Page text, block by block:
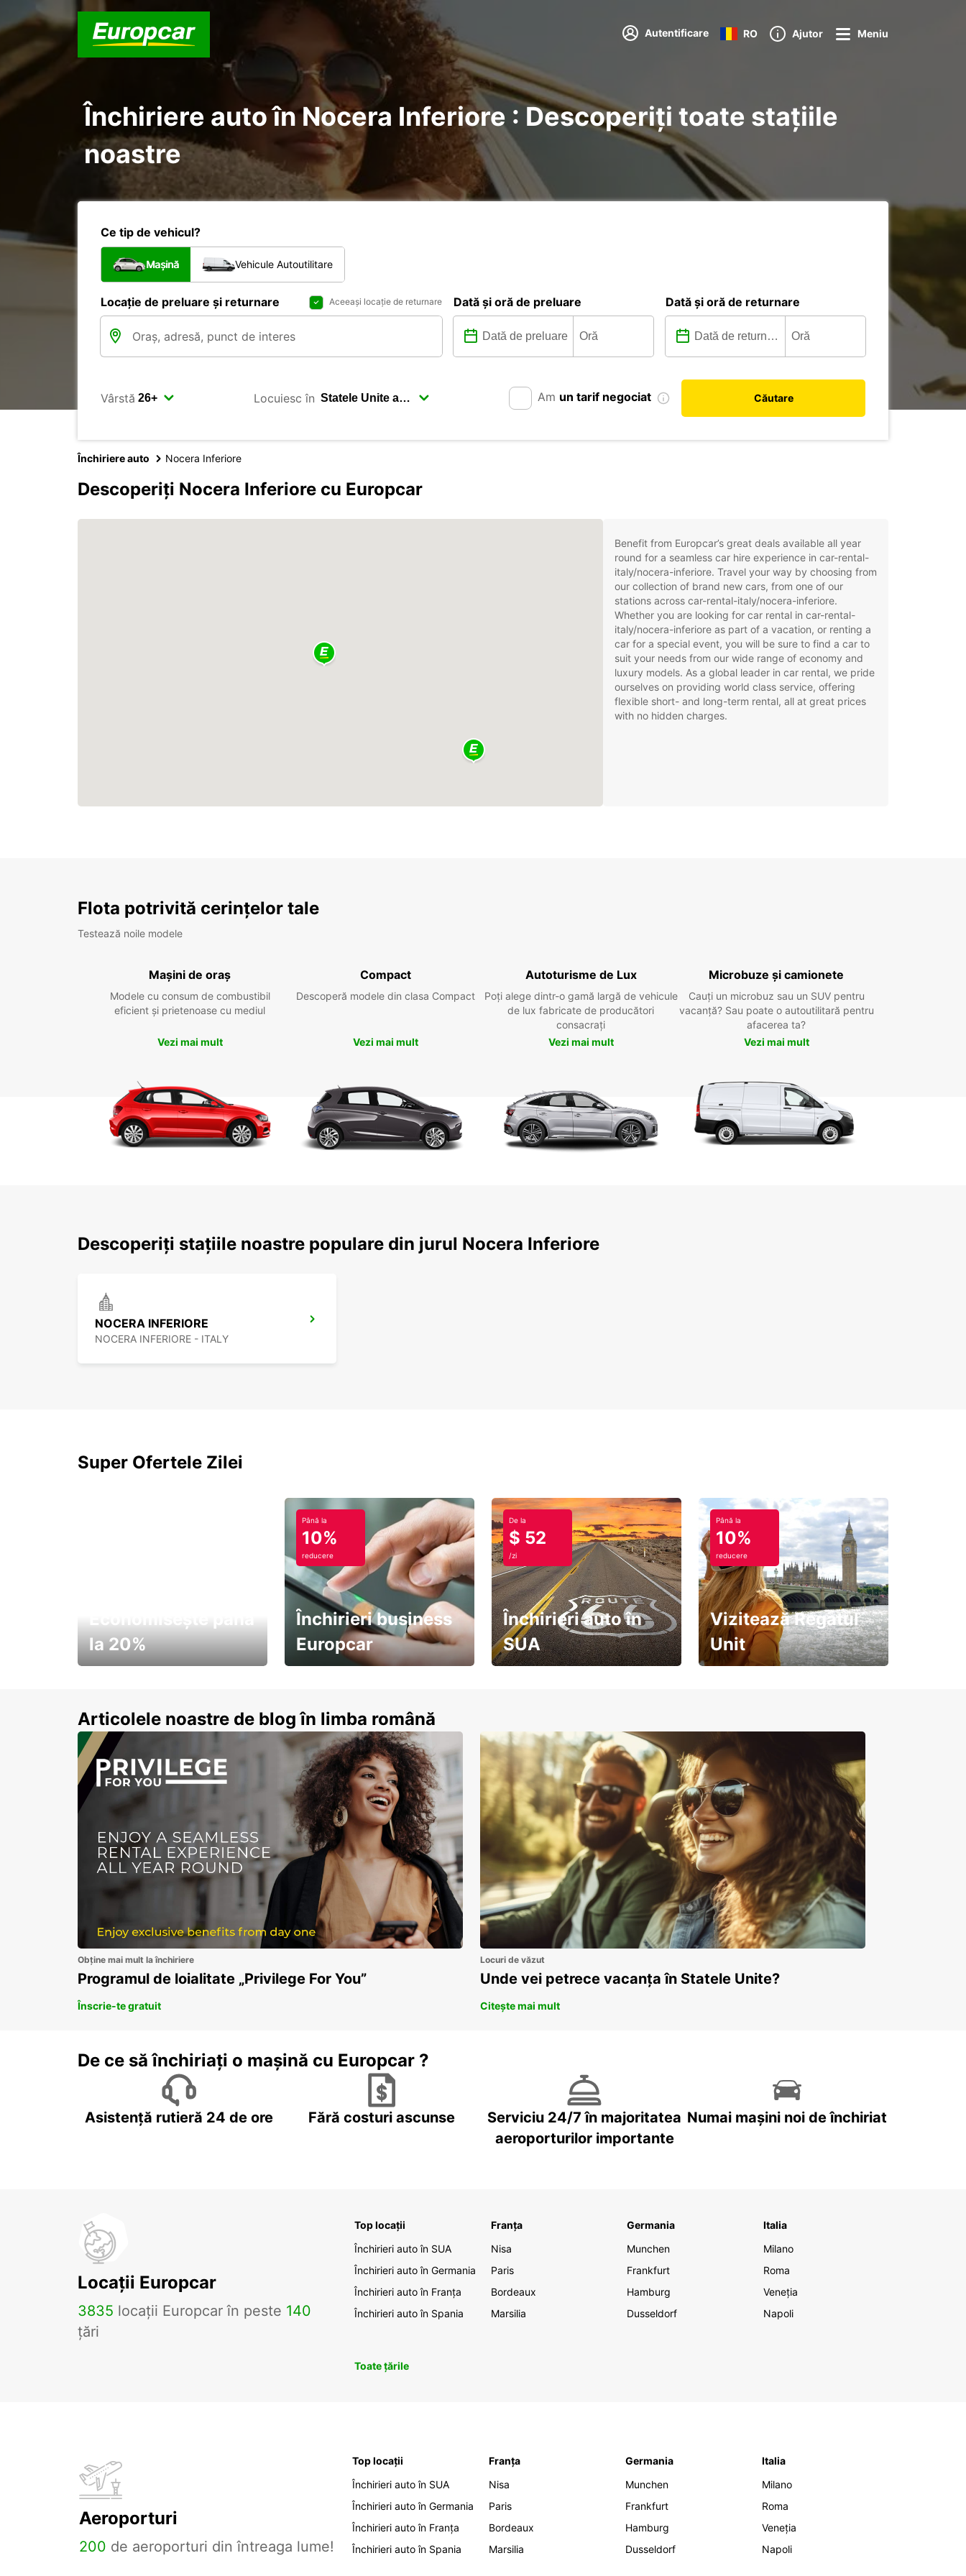
Autentificare RO Ajutor Meniu
Închiriere auto în Nocera Inferiore : Descoperiți toate stațiile
noastre
Ce tip de vehicul?
Mașină Vehicule Autoutilitare
Locație de preluare și returnare Aceeași locație de returnare Dată și oră de preluare Dată și oră de returnare
Vârstă Locuiesc în Am un tarif negociat Căutare
Închiriere auto Nocera Inferiore
Descoperiți Nocera Inferiore cu Europcar
Benefit from Europcar’s great deals available all year
round for a seamless car hire experience in car-rental-
italy/nocera-inferiore. Travel your way by choosing from
our collection of brand new cars, from one of our
stations across car-rental-italy/nocera-inferiore.
Whether you are looking for car rental in car-rental-
italy/nocera-inferiore as part of a vacation, or renting a
car for a special event, you will be sure to find a car to
suit your needs from our wide range of economy and
luxury models. As a global leader in car rental, we pride
ourselves on providing world class service, offering
flexible short- and long-term rental, all at great prices
with no hidden charges.
Flota potrivită cerințelor tale
Testează noile modele
Mașini de oraș
Modele cu consum de combustibil
eficient și prietenoase cu mediul
Vezi mai mult
Compact
Descoperă modele din clasa Compact
Vezi mai mult
Autoturisme de Lux
Poți alege dintr-o gamă largă de vehicule
de lux fabricate de producători
consacrați
Vezi mai mult
Microbuze și camionete
Cauți un microbuz sau un SUV pentru
vacanță? Sau poate o autoutilitară pentru
afacerea ta?
Vezi mai mult
Descoperiți stațiile noastre populare din jurul Nocera Inferiore
NOCERA INFERIORE
NOCERA INFERIORE - ITALY
Super Ofertele Zilei
la 20%
Până la
10%
reducere
Închirieri business
Europcar
De la
$ 52
/zi
Închirieri auto în
SUA
Până la
10%
reducere
Vizitează Regatul
Unit
Articolele noastre de blog în limba română
Obține mai mult la închiriere
Programul de loialitate „Privilege For You”
Înscrie-te gratuit
Locuri de văzut
Unde vei petrece vacanța în Statele Unite?
Citește mai mult
De ce să închiriați o mașină cu Europcar ?
Asistență rutieră 24 de ore Fără costuri ascunse
Serviciu 24/7 în majoritatea
aeroporturilor importante
Numai mașini noi de închiriat
Locații Europcar
3835 locații Europcar în peste 140
țări
Top locații
Închirieri auto în SUA
Închirieri auto în Germania
Închirieri auto în Franța
Închirieri auto în Spania
Franța
Nisa
Paris
Bordeaux
Marsilia
Germania
Munchen
Frankfurt
Hamburg
Dusseldorf
Italia
Milano
Roma
Veneția
Napoli
Toate țările
Aeroporturi
200 de aeroporturi din întreaga lume!
Top locații
Închirieri auto în SUA
Închirieri auto în Germania
Închirieri auto în Franța
Închirieri auto în Spania
Franța
Nisa
Paris
Bordeaux
Marsilia
Germania
Munchen
Frankfurt
Hamburg
Dusseldorf
Italia
Milano
Roma
Veneția
Napoli